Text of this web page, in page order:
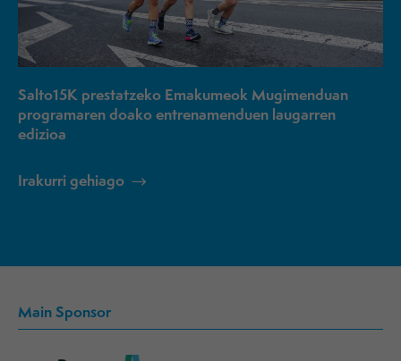
Salto15K prestatzeko Emakumeok Mugimenduan
programaren doako entrenamenduen laugarren
edizioa
Irakurri gehiago
Main Sponsor